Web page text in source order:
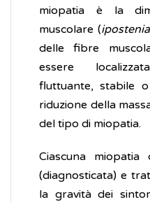
miopatia è la
muscolare (
delle fibre
essere
fluttuante, stabile
riduzione della
del tipo di miopatia.
Ciascuna miopatia
(diagnosticata) e
la gravità dei